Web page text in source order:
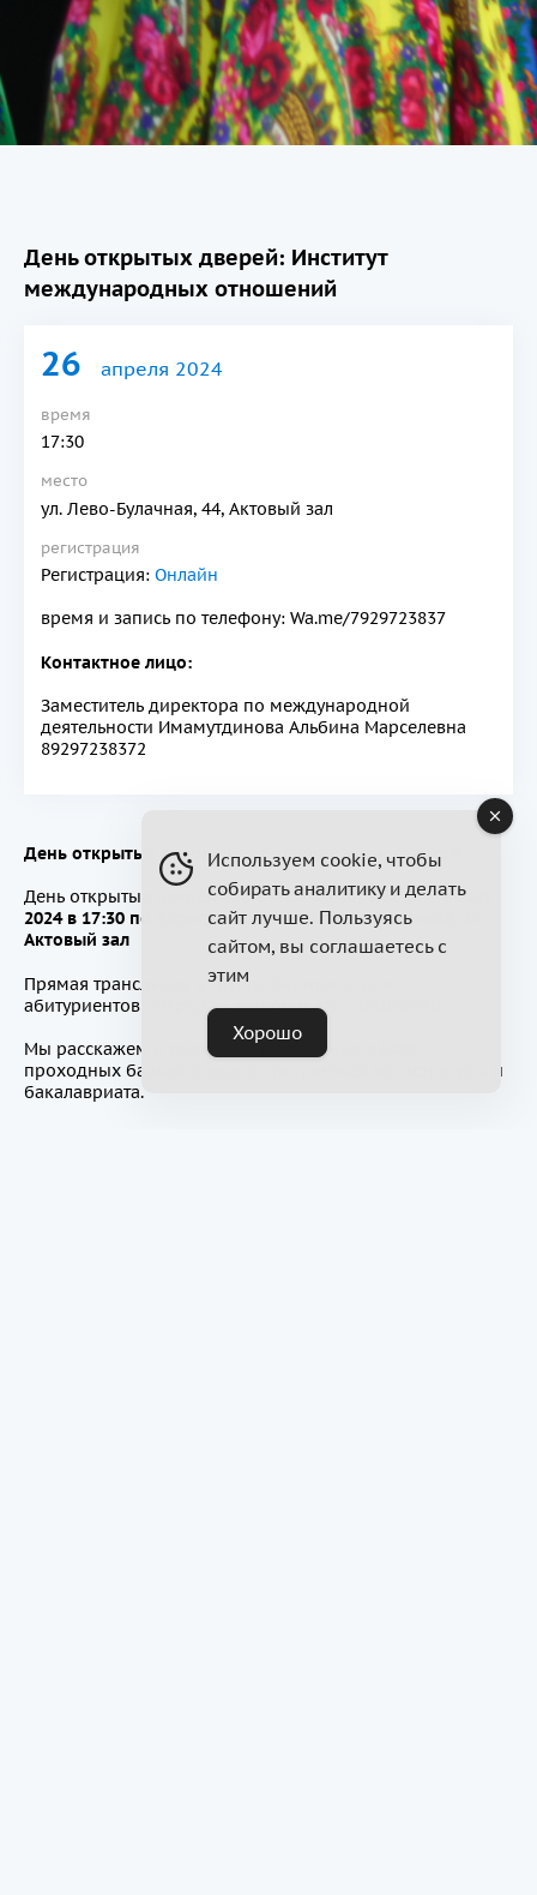
День открытых дверей: Институт
международных отношений
26 апреля 2024
время
17:30
место
ул. Лево-Булачная, 44, Актовый зал
регистрация
Регистрация: Онлайн
время и запись по телефону: Wa.me/7929723837
Контактное лицо:
Заместитель директора по международной
деятельности Имамутдинова Альбина Марселевна
89297238372
День открытых дверей для будущих магистрантов
День открытых дверей состоится26 апреля (Пятница)
2024 в 17:30 по адресу г. Казань, ул. Лево-Булачная, 44,
Актовый зал
Прямая трансляция в группе Вконтакте для
абитуриентов: https://vk.com/imo_kfu_abiturientu
Мы расскажем о правилах поступления в КФУ,
проходных баллах, а еще о программах магистратуры и
бакалавриата.
Используем cookie, чтобы
собирать аналитику и делать
сайт лучше. Пользуясь
сайтом, вы соглашаетесь с
этим
Хорошо